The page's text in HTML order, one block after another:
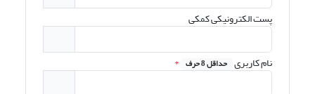
پست الکترونیکی کمکی
نام کاربری حداقل 8 حرف *